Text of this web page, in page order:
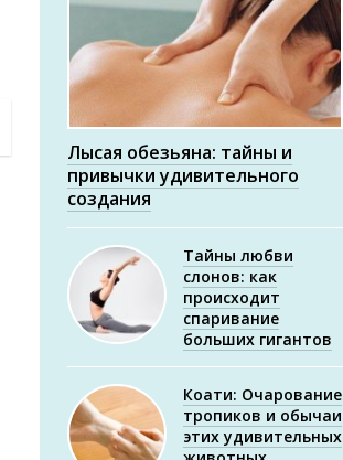
Лысая обезьяна: тайны и
привычки удивительного
создания
Тайны любви
слонов: как
происходит
спаривание
больших гигантов
Коати: Очарование
тропиков и обычаи
этих удивительных